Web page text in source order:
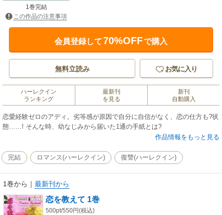
1巻完結
この作品の注意事項
会員登録して70%OFFで購入
無料立読み お気に入り
ハーレクイン
ランキング
最新刊
を見る
新刊
自動購入
恋愛経験ゼロのアディ。劣等感が原因で自分に自信がなく、恋の仕方も?状
態……! そんな時、幼なじみから届いた1通の手紙とは?
作品情報をもっと見る
完結 ロマンス(ハーレクイン) 復讐(ハーレクイン)
1巻から ｜ 最新刊から
恋を教えて 1巻
500pt/550円(税込)